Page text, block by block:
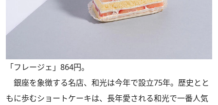
「フレージェ」864円。
銀座を象徴する名店、和光は今年で設立75年。歴史とと
もに歩むショートケーキは、長年愛される和光で一番人気